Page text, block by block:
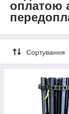
оплатою
Сортування